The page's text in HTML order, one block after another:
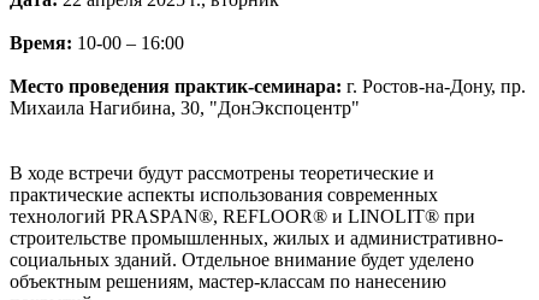
Время: 10-00 – 16:00
Место проведения практик-семинара: г. Ростов-на-Дону, пр.
Михаила Нагибина, 30, "ДонЭкспоцентр"
В ходе встречи будут рассмотрены теоретические и
практические аспекты использования современных
технологий PRASPAN®, REFLOOR® и LINOLIT® при
строительстве промышленных, жилых и административно-
социальных зданий. Отдельное внимание будет уделено
объектным решениям, мастер-классам по нанесению